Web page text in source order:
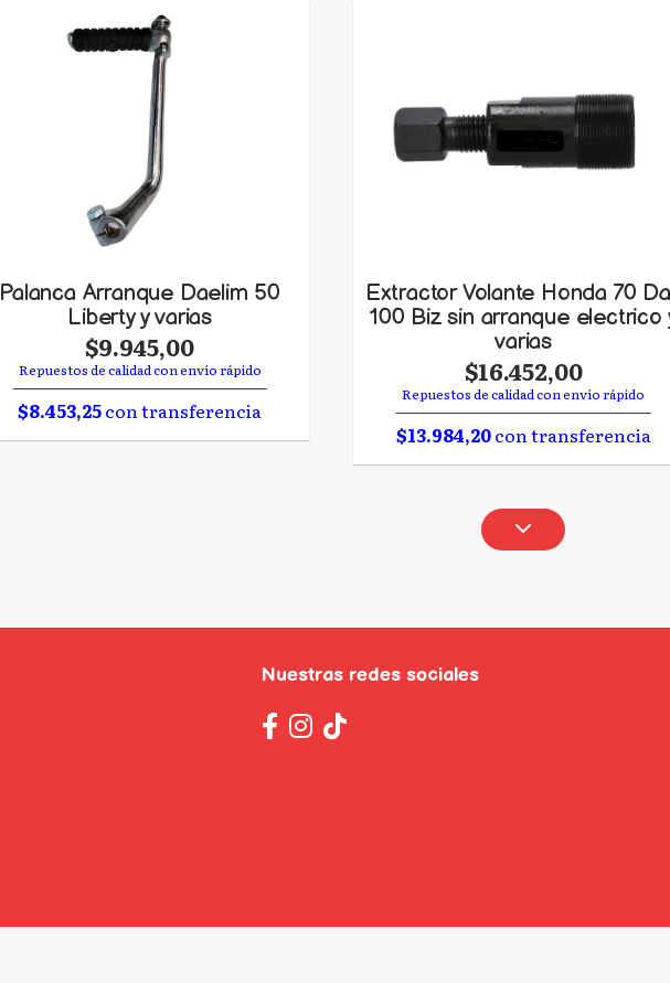
Palanca Arranque Daelim 50
Liberty y varias
$9.945,00
Repuestos de calidad con envío rápido
$8.453,25con transferencia
Extractor Volante Honda 70
100 Biz sin arranque electrico
varias
$16.452,00
Repuestos de calidad con envío rápido
$13.984,20con transferencia
Nuestras redes sociales